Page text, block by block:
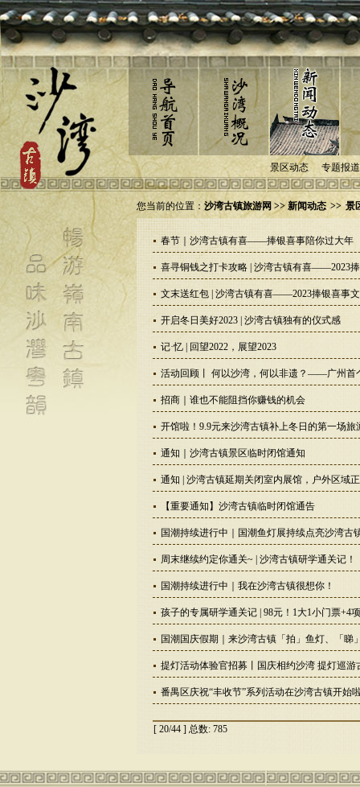
景区动态 专题报道
您当前的位置： 沙湾古镇旅游网 >> 新闻动态 >> 景
春节｜沙湾古镇有喜——捧银喜事陪你过大年
喜寻铜钱之打卡攻略 | 沙湾古镇有喜——2023
文末送红包 | 沙湾古镇有喜——2023捧银喜事
开启冬日美好2023 | 沙湾古镇独有的仪式感
记·忆 | 回望2022，展望2023
活动回顾丨 何以沙湾，何以非遗？——广州首
招商｜谁也不能阻挡你赚钱的机会
开馆啦！9.9元来沙湾古镇补上冬日的第一场旅
通知｜沙湾古镇景区临时闭馆通知
通知 | 沙湾古镇延期关闭室内展馆，户外区域
【重要通知】沙湾古镇临时闭馆通告
国潮持续进行中｜国潮鱼灯展持续点亮沙湾古
周末继续约定你通关~ | 沙湾古镇研学通关记
国潮持续进行中｜我在沙湾古镇很想你！
孩子的专属研学通关记 | 98元！1大1小门票+4
国潮国庆假期｜来沙湾古镇「拍」鱼灯、「
提灯活动体验官招募丨国庆相约沙湾 提灯巡游
番禺区庆祝“丰收节”系列活动在沙湾古镇开始
[ 20/44 ] 总数: 785